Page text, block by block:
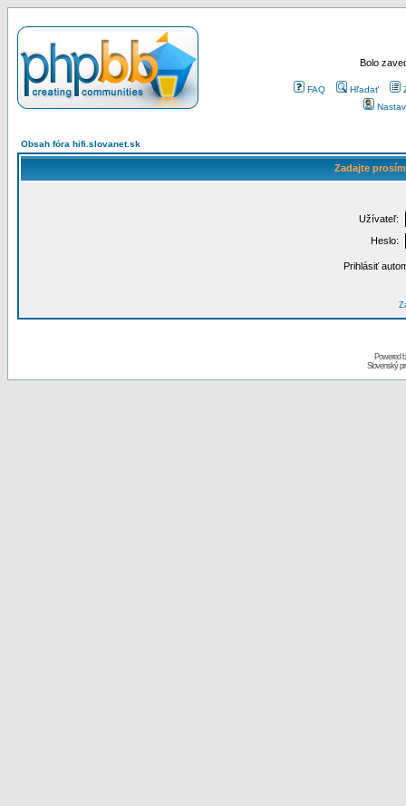
Bolo
FAQ Hľadať
Obsah fóra hifi.slovanet.sk
Zadajte
Užívateľ:
Heslo:
Prihlásiť
Powered
Slovenský